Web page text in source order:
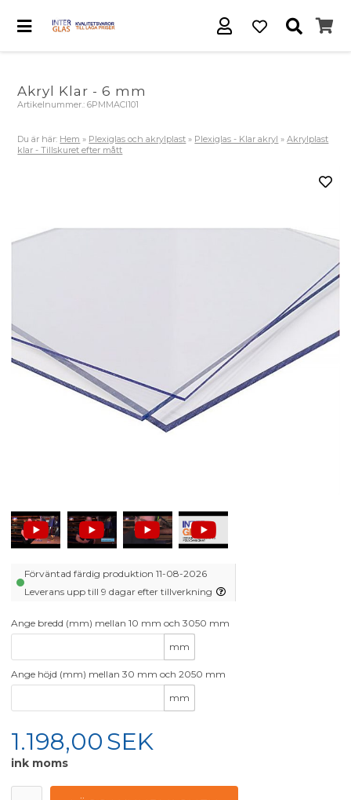
Akryl Klar - 6 mm
Artikelnummer.:6PMMACl101
Du är här: Hem » Plexiglas och akrylplast » Plexiglas - Klar akryl »Akrylplast
klar - Tillskuret efter mått
Förväntad färdig produktion 11-08-2026
Leverans upp till 9 dagar efter tillverkning
Ange bredd (mm) mellan 10 mm och 3050 mm
mm
Ange höjd (mm) mellan 30 mm och 2050 mm
mm
1.198,00SEK
ink moms